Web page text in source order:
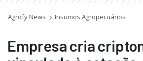
Agrofy News Insumos Agropecuários
Empresa cria